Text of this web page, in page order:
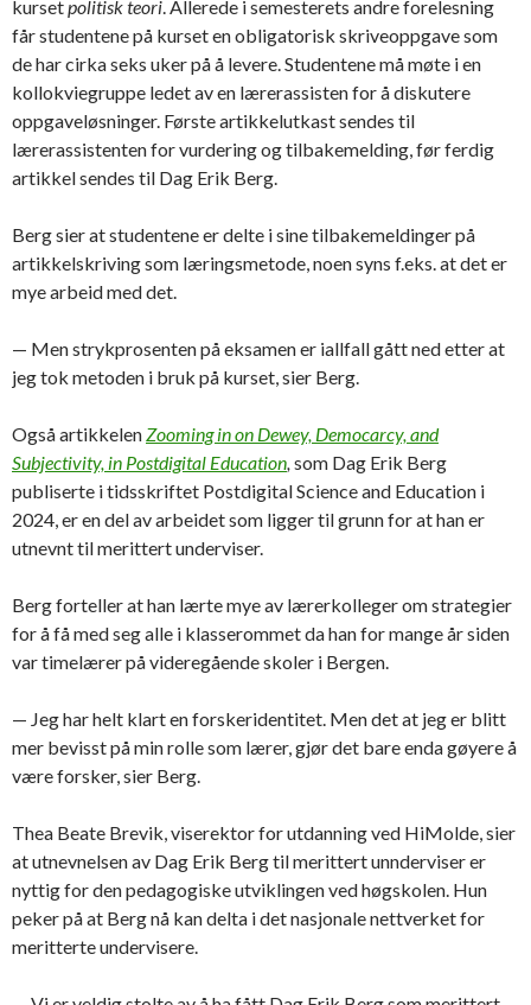
kursetpolitisk teori. Allerede i semesterets andre forelesning
får studentene på kurset en obligatorisk skriveoppgave som
de har cirka seks uker på å levere. Studentene må møte i en
kollokviegruppe ledet av en lærerassisten for å diskutere
oppgaveløsninger. Første artikkelutkast sendes til
lærerassistenten for vurdering og tilbakemelding, før ferdig
artikkel sendes til Dag Erik Berg.
Berg sier at studentene er delte i sine tilbakemeldinger på
artikkelskriving som læringsmetode, noen syns f.eks. at det er
mye arbeid med det.
— Men strykprosenten på eksamen er iallfall gått ned etter at
jeg tok metoden i bruk på kurset, sier Berg.
Også artikkelenZooming in on Dewey, Democarcy, and
Subjectivity, in Postdigital Education, som Dag Erik Berg
publiserte i tidsskriftet Postdigital Science and Education i
2024, er en del av arbeidet som ligger til grunn for at han er
utnevnt til merittert underviser.
Berg forteller at han lærte mye av lærerkolleger om strategier
for å få med seg alle i klasserommet da han for mange år siden
var timelærer på videregående skoler i Bergen.
— Jeg har helt klart en forskeridentitet. Men det at jeg er blitt
mer bevisst på min rolle som lærer, gjør det bare enda gøyere å
være forsker, sier Berg.
Thea Beate Brevik, viserektor for utdanning ved HiMolde, sier
at utnevnelsen av Dag Erik Berg til merittert unnderviser er
nyttig for den pedagogiske utviklingen ved høgskolen. Hun
peker på at Berg nå kan delta i det nasjonale nettverket for
meritterte undervisere.